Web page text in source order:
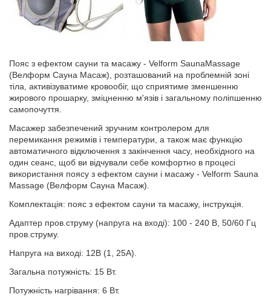
Пояс з ефектом сауни та масажу - Velform SaunaMassage
(Велформ Сауна Масаж), розташований на проблемній зоні
тіла, активізуватиме кровообіг, що сприятиме зменшенню
жирового прошарку, зміцненню м'язів і загальному поліпшенню
самопочуття.
Масажер забезпечений зручним контролером для
перемикання режимів і температури, а також має функцію
автоматичного відключення з закінчення часу, необхідного на
один сеанс, щоб ви відчували себе комфортно в процесі
використання поясу з ефектом сауни і масажу - Velform Sauna
Massage (Велформ Сауна Масаж).
Комплектація: пояс з ефектом сауни та масажу, інструкція.
Адаптер пров.струму (напруга на вході): 100 - 240 В, 50/60 Гц
пров.струму.
Напруга на виході: 12В (1, 25А).
Загальна потужність: 15 Вт.
Потужність нагрівання: 6 Вт.